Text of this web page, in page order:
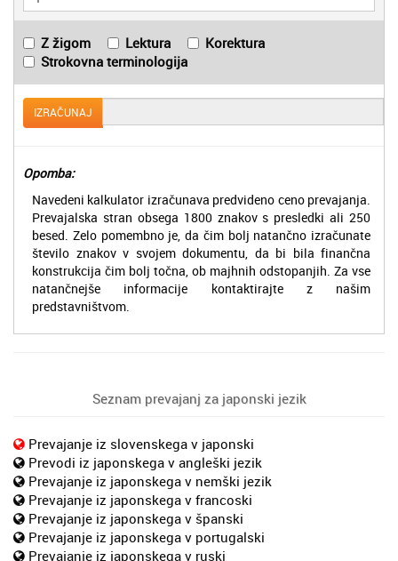
Z žigom Lektura
Korektura
Strokovna terminologija
IZRAČUNAJ
Opomba:
Navedeni kalkulator izračunava predvideno ceno prevajanja.
Prevajalska stran obsega 1800 znakov s presledki ali 250
besed. Zelo pomembno je, da čim bolj natančno izračunate
število znakov v svojem dokumentu, da bi bila finančna
konstrukcija čim bolj točna, ob majhnih odstopanjih. Za vse
natančnejše informacije kontaktirajte z našim
predstavništvom.
Seznam prevajanj za japonski jezik
Prevajanje iz slovenskega v japonski
Prevodi iz japonskega v angleški jezik
Prevajanje iz japonskega v nemški jezik
Prevajanje iz japonskega v francoski
Prevajanje iz japonskega v španski
Prevajanje iz japonskega v portugalski
Prevajanje iz japonskega v ruski